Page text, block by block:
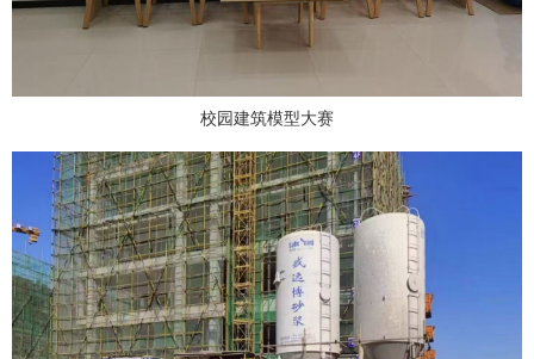
校园建筑模型大赛